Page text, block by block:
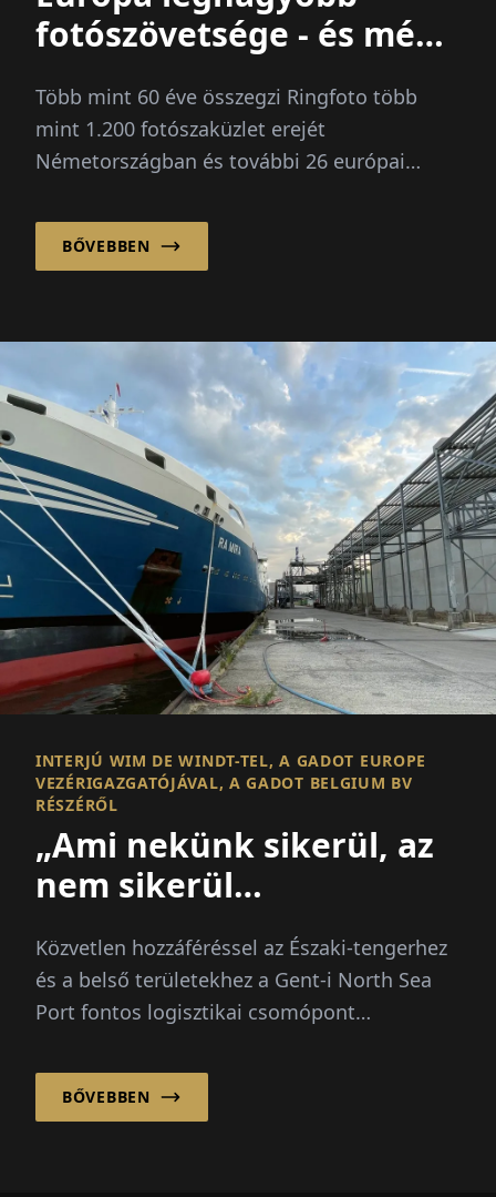
fotószövetsége - és még
Több mint 60 éve összegzi Ringfoto több
mint 1.200 fotószaküzlet erejét
Németországban és további 26 európai
BŐVEBBEN
INTERJÚ WIM DE WINDT-TEL, A GADOT EUROPE
VEZÉRIGAZGATÓJÁVAL, A GADOT BELGIUM BV
RÉSZÉRŐL
„Ami nekünk sikerül, az
nem sikerül
Közvetlen hozzáféréssel az Északi-tengerhez
és a belső területekhez a Gent-i North Sea
Port fontos logisztikai csomópont
BŐVEBBEN